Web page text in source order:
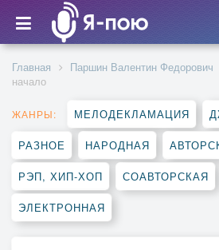
Главная Паршин Валентин Федорович
начало
ЖАНРЫ: МЕЛОДЕКЛАМАЦИЯ
РАЗНОЕ НАРОДНАЯ
РЭП, ХИП-ХОП СОАВТОРСКАЯ
ЭЛЕКТРОННАЯ